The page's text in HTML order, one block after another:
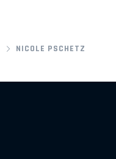
NICOLE PSCHETZ